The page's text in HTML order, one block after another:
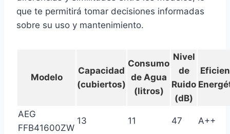
que te permitirá tomar decisiones informadas
sobre su uso y mantenimiento.
Modelo
Capacidad
(cubiertos)
Consumo
de Agua
(litros)
Nivel
de
Ruido
(dB)
AEG
FFB41600ZW
13 11 47 A++